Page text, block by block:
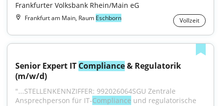
Frankfurter Volksbank Rhein/Main eG
Frankfurt am Main, Raum Eschborn Vollzeit
Senior Expert IT Compliance & Regulatorik
(m/w/d)
"...STELLENKENNZIFFER: 992026064SGU Zentrale
Ansprechperson für IT-Compliance und regulatorische